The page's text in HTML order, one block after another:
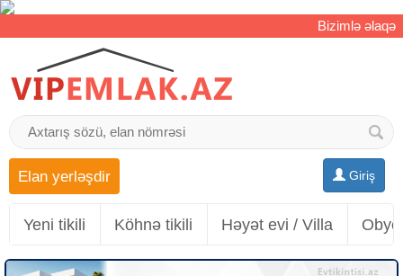
Bizimlə əlaqə
Giriş
Elan yerləşdir
Yeni tikili Köhnə tikili Həyət evi / Villa